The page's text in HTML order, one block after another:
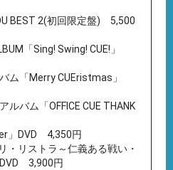
BEST 2(初回限定盤) 5,500
「Sing! Swing! CUE!」
バム「Merry CUEristmas」
ルバム「OFFICE CUE THANK
」DVD 4,350円
・リストラ～仁義ある戦い・
3,900円